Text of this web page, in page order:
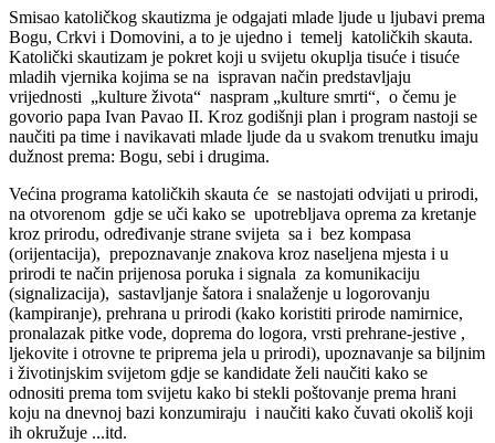
Smisao katoličkog skautizma je odgajati mlade ljude u ljubavi prema
Bogu, Crkvi i Domovini, a to je ujedno i temelj katoličkih skauta.
Katolički skautizam je pokret koji u svijetu okuplja tisuće i tisuće
mladih vjernika kojima se na ispravan način predstavljaju
vrijednosti „kulture života“ naspram „kulture smrti“, o čemu je
govorio papa Ivan Pavao II. Kroz godišnji plan i program nastoji se
naučiti pa time i navikavati mlade ljude da u svakom trenutku imaju
dužnost prema: Bogu, sebi i drugima.
Većina programa katoličkih skauta će se nastojati odvijati u prirodi,
na otvorenom gdje se uči kako se upotrebljava oprema za kretanje
kroz prirodu, određivanje strane svijeta sa i bez kompasa
(orijentacija), prepoznavanje znakova kroz naseljena mjesta i u
prirodi te način prijenosa poruka i signala za komunikaciju
(signalizacija), sastavljanje šatora i snalaženje u logorovanju
(kampiranje), prehrana u prirodi (kako koristiti prirode namirnice,
pronalazak pitke vode, doprema do logora, vrsti prehrane-jestive ,
ljekovite i otrovne te priprema jela u prirodi), upoznavanje sa biljnim
i životinjskim svijetom gdje se kandidate želi naučiti kako se
odnositi prema tom svijetu kako bi stekli poštovanje prema hrani
koju na dnevnoj bazi konzumiraju i naučiti kako čuvati okoliš koji
ih okružuje ...itd.